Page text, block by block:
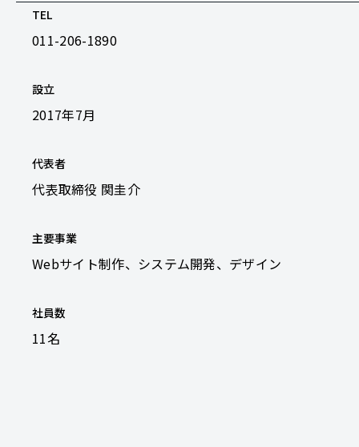
TEL
011-206-1890
設立
2017年7月
代表者
代表取締役 関圭介
主要事業
Webサイト制作、システム開発、デザイン
社員数
11名